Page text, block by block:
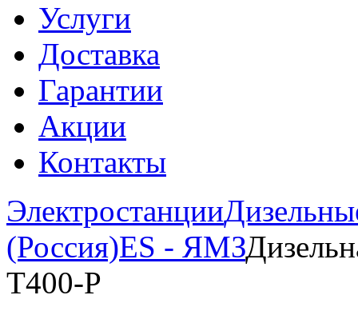
Услуги
Доставка
Гарантии
Акции
Контакты
Электростанции
(Россия)ES - ЯМЗ
Т400-Р